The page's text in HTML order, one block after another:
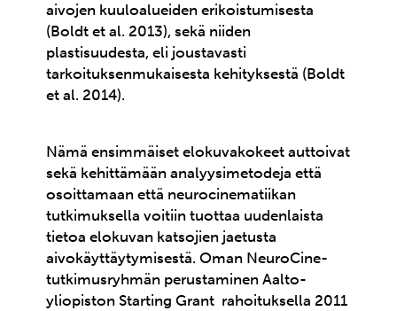
aivojen kuuloalueiden erikoistumisesta
(Boldt et al. 2013), sekä niiden
plastisuudesta, eli joustavasti
tarkoituksenmukaisesta kehityksestä (Boldt
et al. 2014).
Nämä ensimmäiset elokuvakokeet auttoivat
sekä kehittämään analyysimetodeja että
osoittamaan että neurocinematiikan
tutkimuksella voitiin tuottaa uudenlaista
tietoa elokuvan katsojien jaetusta
aivokäyttäytymisestä. Oman NeuroCine-
tutkimusryhmän perustaminen Aalto-
yliopiston Starting Grant rahoituksella 2011